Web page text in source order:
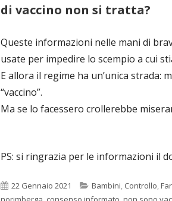
di vaccino non si tratta?
Queste informazioni nelle mani di
usate per impedire lo scempio a cui
E allora il regime ha un’unica strada:
“vaccino”.
Ma se lo facessero crollerebbe
PS: si ringrazia per le informazioni il
Pubblicato
22 Gennaio 2021 Categorie
Bambini, Controllo,